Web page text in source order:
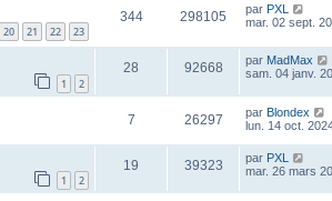
20 21 22 23
344 298105 par PXL
mar. 02 sept.
1 2
28 92668 par MadMax
sam. 04 janv.
7 26297 par Blondex
lun. 14 oct.
1 2
19 39323 par PXL
mar. 26 mars